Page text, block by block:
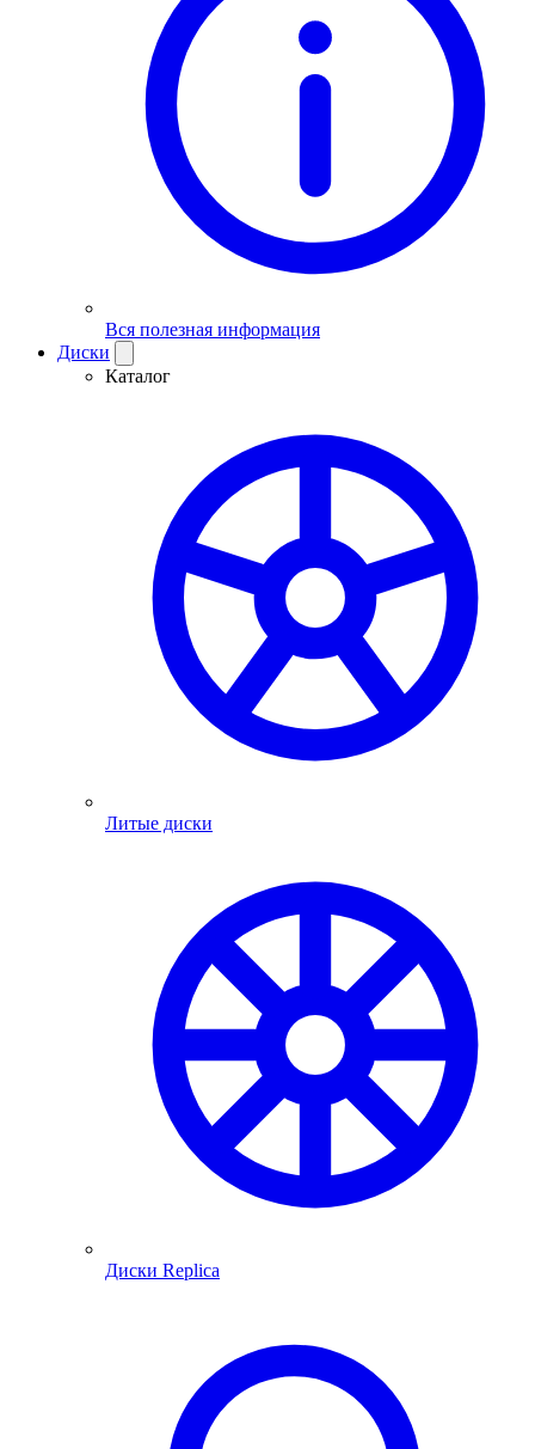
Вся полезная информация
Диски
Каталог
Литые диски
Диски Replica